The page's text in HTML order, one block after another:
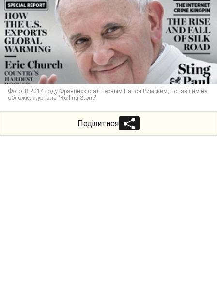
Фото: В 2014 году Франциск стал первым Папой Римским, попавшим на
обложку журнала "Rolling Stone"
Поділитися